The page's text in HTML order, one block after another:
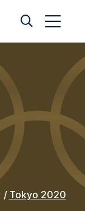
Tokyo 2020